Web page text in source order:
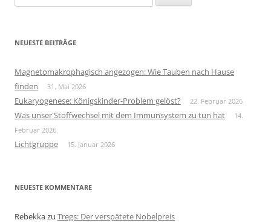
nach:
NEUESTE BEITRÄGE
Magnetomakrophagisch angezogen: Wie Tauben nach Hause
finden
31. Mai 2026
Eukaryogenese: Königskinder-Problem gelöst? 22. Februar 2026
Was unser Stoffwechsel mit dem Immunsystem zu tun hat
14.
Februar 2026
Lichtgruppe 15. Januar 2026
NEUESTE KOMMENTARE
Rebekkazu Tregs: Der verspätete Nobelpreis